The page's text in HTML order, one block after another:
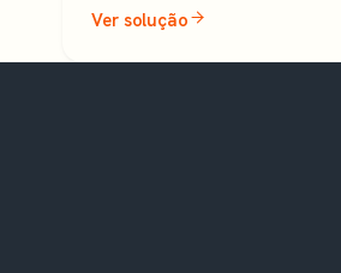
Ver solução